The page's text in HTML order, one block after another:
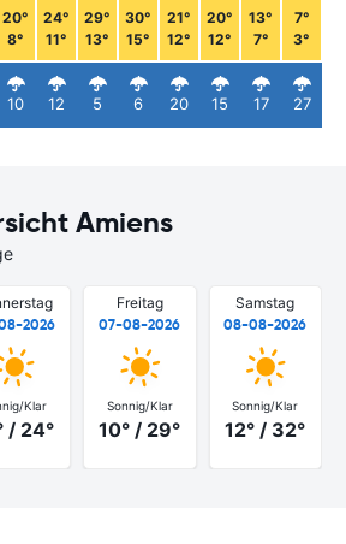
20°
8°
10
24°
11°
12
29°
13°
5
30°
15°
6
21°
12°
20
20°
12°
15
13°
7°
17
7°
3°
27
Amiens
2026
Klar
/ 24°
Freitag
07-08-2026
Sonnig/Klar
10° / 29°
Samstag
08-08-2026
Sonnig/Klar
12° / 32°